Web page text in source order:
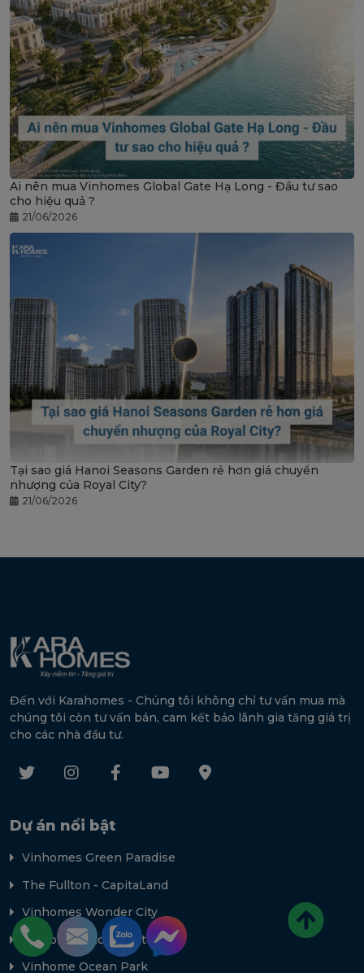
Ai nên mua Vinhomes Global Gate Hạ Long - Đầu tư sao
cho hiệu quả ?
21/06/2026
Tại sao giá Hanoi Seasons Garden rẻ hơn giá chuyển
nhượng của Royal City?
21/06/2026
Đến với Karahomes - Chúng tôi không chỉ tư vấn mua mà
chúng tôi còn tư vấn bán, cam kết bảo lãnh gia tăng giá trị
cho các nhà đầu tư.
Dự án nổi bật
Vinhomes Green Paradise
The Fullton - CapitaLand
Vinhomes Wonder City
Vinhomes Global Gate
Vinhome Ocean Park